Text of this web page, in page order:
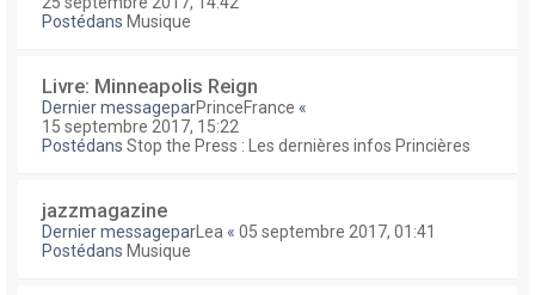
Postédans Musique
Livre: Minneapolis Reign
Dernier messageparPrinceFrance «
15 septembre 2017, 15:22
Postédans Stop the Press : Les dernières infos Princières
jazzmagazine
Dernier messagepar Lea « 05 septembre 2017, 01:41
Postédans Musique